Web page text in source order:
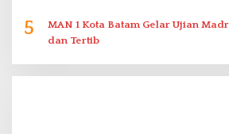
5
MAN 1 Kota Batam Gelar Ujian
dan Tertib